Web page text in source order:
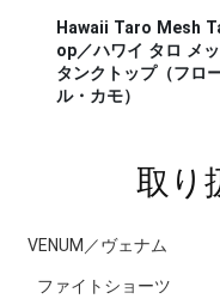
Hawaii Taro Mesh
op／ハワイ タロ メ
タンクトップ（フロ
ル・カモ）
取り
VENUM／ヴェナム
ファイトショーツ